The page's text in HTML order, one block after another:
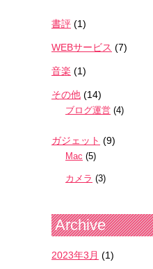
書評 (1)
WEBサービス (7)
音楽 (1)
その他 (14)
ブログ運営 (4)
ガジェット (9)
Mac (5)
カメラ (3)
Archive
2023年3月 (1)